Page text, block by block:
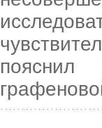
пояснил